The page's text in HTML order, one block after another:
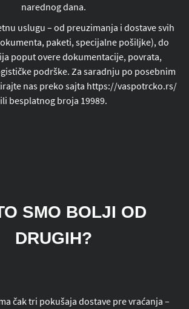
narednog dana.
uslugu – od preuzimanja i dostave svih
paketi, specijalne pošiljke), do
poput overe dokumentacije, povrata,
podrške. Za saradnju po posebnim
nas preko sajta https://vaspotrcko.rs/
ili besplatnog broja 19989.
SMO BOLJI OD
DRUGIH?
čak tri pokušaja dostave pre vraćanja –